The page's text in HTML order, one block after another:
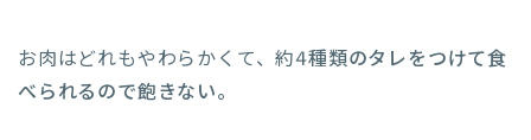
お肉はどれもやわらかくて、約4種類のタレをつけて食
べられるので飽きない。